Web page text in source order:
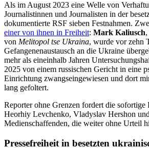
Als im August 2023 eine Welle von
Journalistinnen und Journalisten in der
dokumentierte RSF sieben Festnahmen.
einer von ihnen in Freiheit: Mark Kaliusch
von Melitopol tse Ukraina, wurde vor zehn
Gefangenenaustausch an die Ukraine
mehr als eineinhalb Jahren
2025 von einem russischen Gericht in eine
Einrichtung zwangseingewiesen und dort
lang gefoltert.
Reporter ohne Grenzen fordert die sofortige
Heorhiy Levchenko, Vladyslav Hershon
Medienschaffenden, die weiter ohne Urteil
Pressefreiheit in besetzten